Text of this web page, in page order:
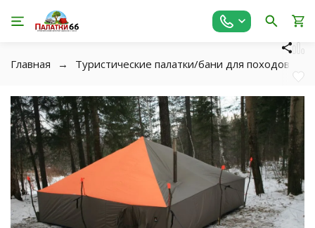
Главная Туристические палатки/бани для походов